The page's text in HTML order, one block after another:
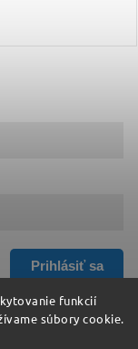
funkcií
súbory cookie.
Prihlásiť sa